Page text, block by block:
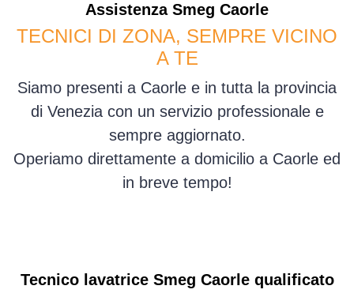
Assistenza Smeg Caorle
TECNICI DI ZONA, SEMPRE VICINO
A TE
Siamo presenti a Caorle e in tutta la provincia
di Venezia con un servizio professionale e
sempre aggiornato.
Operiamo direttamente a domicilio a Caorle ed
in breve tempo!
Tecnico lavatrice Smeg Caorle qualificato